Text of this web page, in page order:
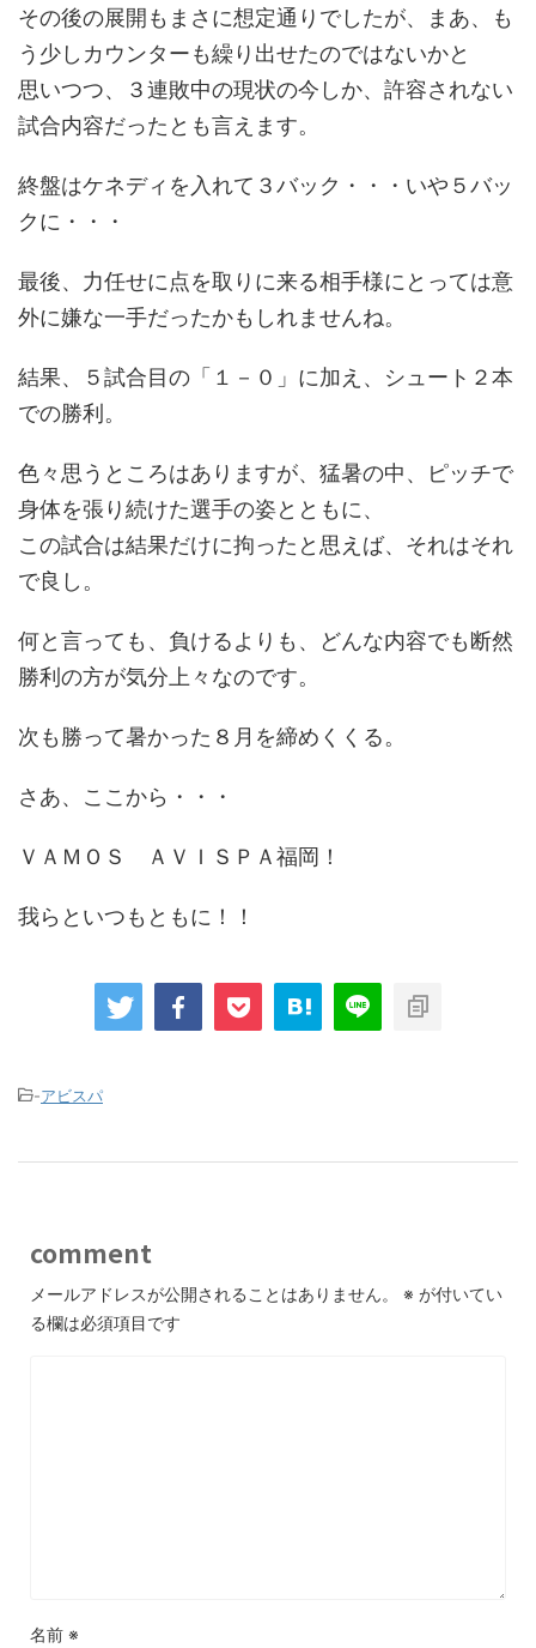
その後の展開もまさに想定通りでしたが、まあ、も
う少しカウンターも繰り出せたのではないかと
思いつつ、３連敗中の現状の今しか、許容されない
試合内容だったとも言えます。
終盤はケネディを入れて３バック・・・いや５バッ
クに・・・
最後、力任せに点を取りに来る相手様にとっては意
外に嫌な一手だったかもしれませんね。
結果、５試合目の「１－０」に加え、シュート２本
での勝利。
色々思うところはありますが、猛暑の中、ピッチで
身体を張り続けた選手の姿とともに、
この試合は結果だけに拘ったと思えば、それはそれ
で良し。
何と言っても、負けるよりも、どんな内容でも断然
勝利の方が気分上々なのです。
次も勝って暑かった８月を締めくくる。
さあ、ここから・・・
ＶＡＭＯＳ ＡＶＩＳＰＡ福岡！
我らといつもともに！！
-アビスパ
comment
メールアドレスが公開されることはありません。 ※ が付いてい
る欄は必須項目です
名前 ※